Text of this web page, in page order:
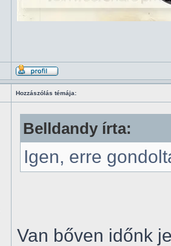
Hozzászólás témája:
Belldandy írta:
Igen, erre
Van bőven időnk